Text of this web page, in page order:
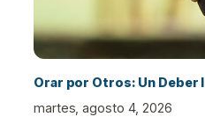
Orar por Otros: Un Deber I
martes, agosto 4, 2026